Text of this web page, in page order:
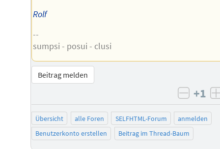
Rolf
--
sumpsi - posui - clusi
Beitrag melden
+1
Übersicht alle Foren SELFHTML-Forum
anmelden
Benutzerkonto erstellen
Beitrag im Thread-Baum